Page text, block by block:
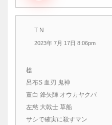
T N
2023年 7月 17日 8:06pm
槍
呂布S 血刃 鬼神
董白 鋒矢陣 オウカヤクバ
左慈 大戟士 草船
サシで確実に殺すマン